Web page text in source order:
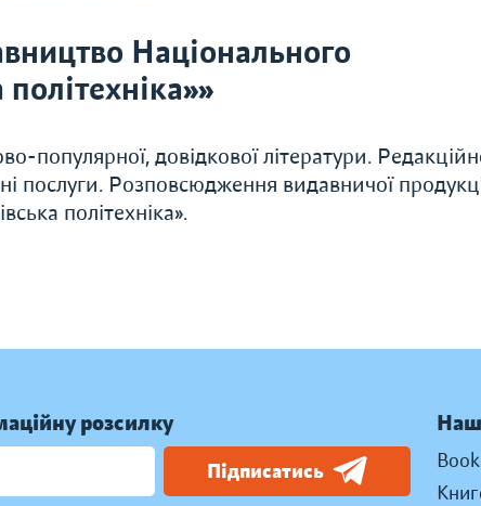
Національного
популярної, довідкової літератури.
послуги. Розповсюдження видавничої
політехніка».
розсилку
Підписатись